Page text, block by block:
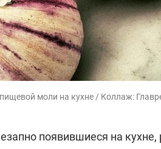
моли на кухне / Коллаж:
появившиеся на кухне,